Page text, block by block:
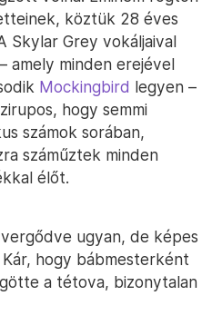
köztük 28 éves
Skylar Grey vokáljaival
amely minden erejével
Mockingbird legyen –
hogy semmi
számok sorában,
száműztek minden
élőt.
ugyan, de képes
hogy bábmesterként
a tétova, bizonytalan